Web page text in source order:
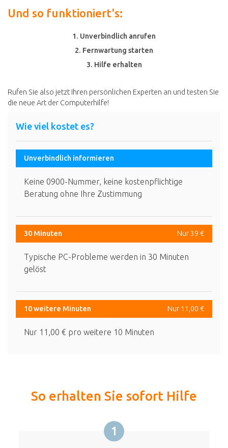
Und so funktioniert's:
1. Unverbindlich anrufen
2. Fernwartung starten
3. Hilfe erhalten
Rufen Sie also jetzt Ihren persönlichen Experten an und testen Sie
die neue Art der Computerhilfe!
Wie viel kostet es?
Unverbindlich informieren
Keine 0900-Nummer, keine kostenpflichtige
Beratung ohne Ihre Zustimmung
30 Minuten Nur 39 €
Typische PC-Probleme werden in 30 Minuten
gelöst
10 weitere Minuten Nur 11,00 €
Nur 11,00 € pro weitere 10 Minuten
So erhalten Sie sofort Hilfe
1